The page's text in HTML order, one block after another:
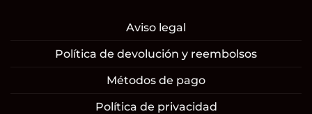
Aviso legal
Política de devolución y reembolsos
Métodos de pago
Política de privacidad